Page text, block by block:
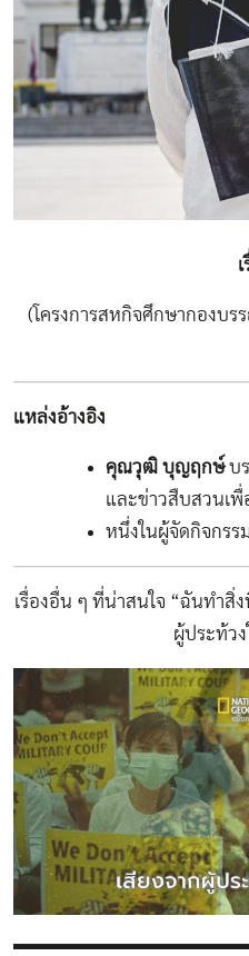
(โครงการสหกิจศึกษากองบร
แหล่งอ้างอิง
คุณวุฒิ บุญฤกษ์บ
และข่าวสืบสวนเพื่
หนึ่งในผู้จัดกิจกรร
เรื่องอื่น ๆ ที่น่าสนใจ “ฉันทำสิ่ง
ผู้ประท้วง